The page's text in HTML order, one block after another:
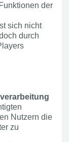
der
sich nicht
durch
Nutzern die
zu